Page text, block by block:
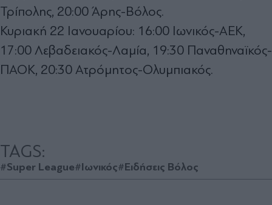
Τρίπολης, 20:00 Άρης-Βόλος.
Κυριακή 22 Ιανουαρίου: 16:00 Ιωνικός-ΑΕΚ,
17:00 Λεβαδειακός-Λαμία, 19:30 Παναθηναϊκός-
ΠΑΟΚ, 20:30 Ατρόμητος-Ολυμπιακός.
TAGS:
#Super League#Ιωνικός#Ειδήσεις Βόλος